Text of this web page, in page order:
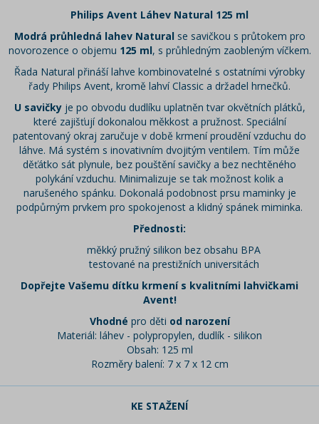
Philips Avent Láhev Natural 125 ml
Modrá průhledná lahev Naturalse savičkou s průtokem pro
novorozence o objemu 125 ml, s průhledným zaobleným víčkem.
Řada Natural přináší lahve kombinovatelné s ostatními výrobky
řady Philips Avent, kromě lahví Classic a držadel hrnečků.
U savičkyje po obvodu dudlíku uplatněn tvar okvětních plátků,
které zajišťují dokonalou měkkost a pružnost. Speciální
patentovaný okraj zaručuje v době krmení proudění vzduchu do
láhve. Má systém s inovativním dvojitým ventilem. Tím může
děťátko sát plynule, bez pouštění savičky a bez nechtěného
polykání vzduchu. Minimalizuje se tak možnost kolik a
narušeného spánku. Dokonalá podobnost prsu maminky je
podpůrným prvkem pro spokojenost a klidný spánek miminka.
Přednosti:
měkký pružný silikon bez obsahu BPA
testované na prestižních universitách
Dopřejte Vašemu dítku krmení s kvalitními lahvičkami
Avent!
Vhodné pro děti od narození
Materiál: láhev - polypropylen, dudlík - silikon
Obsah: 125 ml
Rozměry balení: 7 x 7 x 12 cm
KE STAŽENÍ